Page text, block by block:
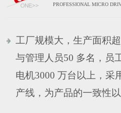
PROFESSIONAL MICRO
工厂规模大，生产面积
与管理人员50 多名，员
电机3000 万台以上，采
产线，为产品的一致性